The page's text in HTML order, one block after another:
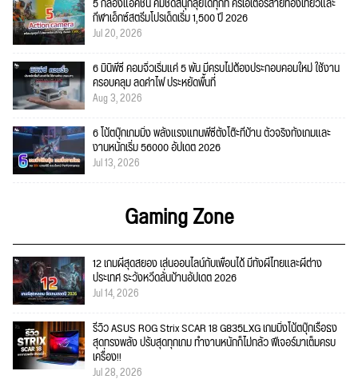
กีฬาเอ็กซ์สตรีมโปรเด็ดเริ่ม 1,500 ปี 2026
Jul 20, 2026
6 มินิพีซี คอมจิ๋วเริ่มแค่ 5 พัน มีครบไม่ต้องประกอบคอมใหม่ ใช้งาน
ครอบคลุม ลดค่าไฟ ประหยัดพื้นที่
Aug 3, 2026
6 โน้ตบุ๊กเกมมิ่ง พลังแรงแทนพีซีตั้งโต๊ะที่บ้าน ตัวจริงทั้งเกมและ
งานหนักเริ่ม 56000 อัปเดต 2026
Jul 13, 2026
Gaming Zone
12 เกมผีสุดสยอง เล่นออนไลน์กับเพื่อนได้ มีทั้งผีไทยและผีต่าง
ประเทศ ระวังหวีดลั่นบ้านอัปเดต 2026
Jul 14, 2026
รีวิว ASUS ROG Strix SCAR 18 G835LXG เกมมิ่งโน้ตบุ๊กเรือธง
สุดทรงพลัง ปรับสุดทุกเกม ทำงานหนักก็ไม่กลัว ฟีเจอร์มาเต็มครบ
เครื่อง!!
Jul 28, 2026